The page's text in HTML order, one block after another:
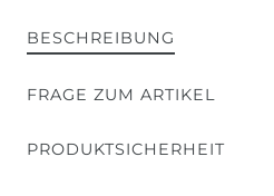
BESCHREIBUNG
FRAGE ZUM ARTIKEL
PRODUKTSICHERHEIT